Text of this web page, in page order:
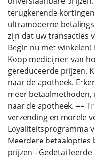
terugkerende
ultramoderne
zijn dat uw transacties
Begin nu met
Koop medicijnen van
gereduceerde prijzen.
naar de apotheek.
meer betaalmethoden,
naar de apotheek. ==
verzending en morele
Loyaliteitsprogramma
Meerdere betaalopties
prijzen -